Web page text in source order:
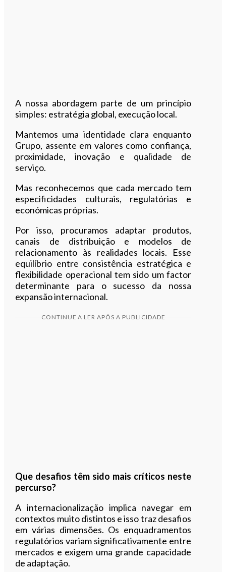
A nossa abordagem parte de um princípio
simples: estratégia global, execução local.
Mantemos uma identidade clara enquanto
Grupo, assente em valores como confiança,
proximidade, inovação e qualidade de
serviço.
Mas reconhecemos que cada mercado tem
especificidades culturais, regulatórias e
económicas próprias.
Por isso, procuramos adaptar produtos,
canais de distribuição e modelos de
relacionamento às realidades locais. Esse
equilíbrio entre consistência estratégica e
flexibilidade operacional tem sido um factor
determinante para o sucesso da nossa
expansão internacional.
CONTINUE A LER APÓS A PUBLICIDADE
Que desafios têm sido mais críticos neste
percurso?
A internacionalização implica navegar em
contextos muito distintos e isso traz desafios
em várias dimensões. Os enquadramentos
regulatórios variam significativamente entre
mercados e exigem uma grande capacidade
de adaptação.